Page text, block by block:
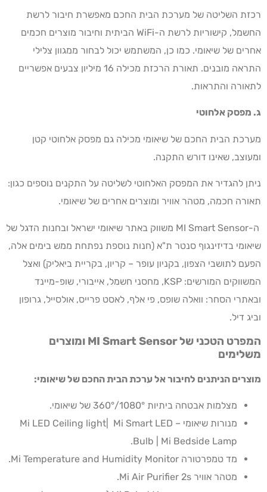
רכזת השליטה של מערכת הבית החכם מאפשרת חיבור לרשת
החשמל, קישוריות לרשת ה-WiFi הביתית וחיבור מוצרים חכמים
אחרים של שיאומי. כמו כן, המשתמש יכול לבחור ממגוון צלילי
התראה מובנים. תאורת הרכזת מכילה 16 מיליון צבעים אפשריים
לתאורה והתראות.
ג. מפסק אלחוטי
מערכת הבית החכם של שיאומי מכילה גם מפסק אלחוטי קטן
ומעוצב, שאינו דורש התקנה.
ניתן להגדיר את המפסק האלחוטי לשליטה על התקנים נוספים כגון:
תאורה חכמה, מטהר אוויר ומוצרים אחרים של שיאומי.
ה-MI Smart Sensor משווק באתר שיאומי ישראל ובחנות הדגל של
שיאומי בדיזינגוף סנטר ת"א (חנות נוספת נפתחת ממש בימים אלה,
הפעם לתושבי הצפון, בקניון עופר – קריון, בקריית ביאליק) ואצל
המשווקים המורשים: KSP, מחסני חשמל, אייבורי, שופ-מיינד
ובאתרי הסחר: וואלה שופס, פי אלף, לאסט פרייס, אולסייל, גרופון
וביג דיל.
המפרט הטכני שלMI Smart Sensor ומוצרים
משלימים
מוצרים הניתנים לחיבור אל ערכת הבית החכם של שיאומי:
מצלמות אבטחה ביתיות 1080°/360° של שיאומי.
מנורות שיאומי – Mi LED Ceiling light| Mi Smart LED
Bulb | Mi Bedside Lamp.
מד טמפרטורה Mi Temperature and Humidity Monitor.
מטהר אוויר Mi Air Purifier 2s.